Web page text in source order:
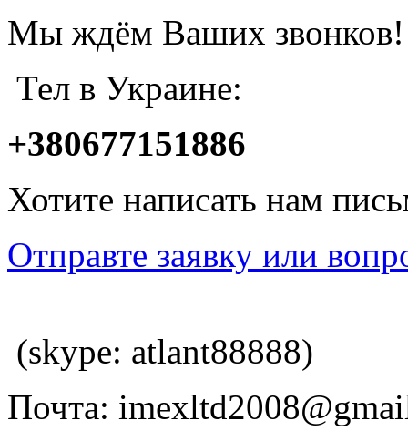
Мы ждём Ваших звонков!
Тел в Украине:
+380677151886
Хотите написать нам
Отправте заявку или
(skype: atlant88888)
Почта: